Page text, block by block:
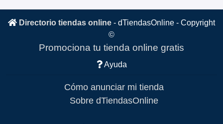
Directorio tiendas online - dTiendasOnline - Copyright
©
Promociona tu tienda online gratis
Ayuda
Cómo anunciar mi tienda
Sobre dTiendasOnline